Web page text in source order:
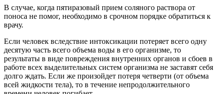
В случае, когда пятиразовый прием соляного раствора от
поноса не помог, необходимо в срочном порядке обратиться к
врачу.
Если человек вследствие интоксикации потеряет всего одну
десятую часть всего объема воды в его организме, то
результаты в виде повреждения внутренних органов и сбоев в
работе всех выделительных систем организма не заставят себя
долго ждать. Если же произойдет потеря четверти (от объема
всей жидкости тела), то в течение непродолжительного